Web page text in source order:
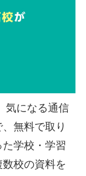
気になる通信
無料で取り
学校・学習
校の資料を